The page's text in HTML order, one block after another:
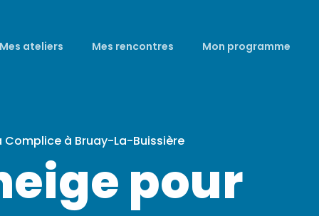
Mes ateliers Mes rencontres Mon programme
Complice à Bruay-La-Buissière
pour